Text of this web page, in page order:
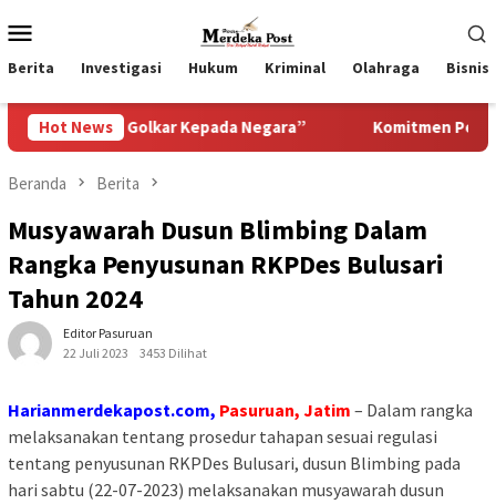
ke
kontenMobile
Berita Investigasi Hukum Kriminal Olahraga Bisnis
Hot News
Kepada Negara” Komitmen Pemkab Pasuruan
Beranda Berita
Musyawarah Dusun Blimbing Dalam
Rangka Penyusunan RKPDes Bulusari
Tahun 2024
Editor Pasuruan
22 Juli 2023
3453 Dilihat
Harianmerdekapost.com, Pasuruan, Jatim – Dalam rangka
melaksanakan tentang prosedur tahapan sesuai regulasi
tentang penyusunan RKPDes Bulusari, dusun Blimbing pada
hari sabtu (22-07-2023) melaksanakan musyawarah dusun